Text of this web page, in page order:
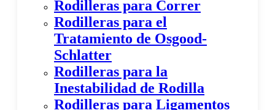
Rodilleras para Correr
Rodilleras para el
Tratamiento de Osgood-
Schlatter
Rodilleras para la
Inestabilidad de Rodilla
Rodilleras para Ligamentos